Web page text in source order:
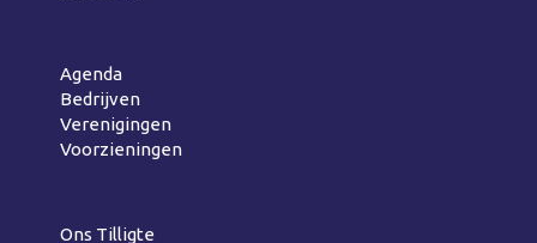
Agenda
Bedrijven
Verenigingen
Voorzieningen
Ons Tilligte